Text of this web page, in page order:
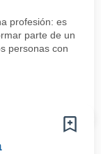
profesión: es
parte de un
personas con